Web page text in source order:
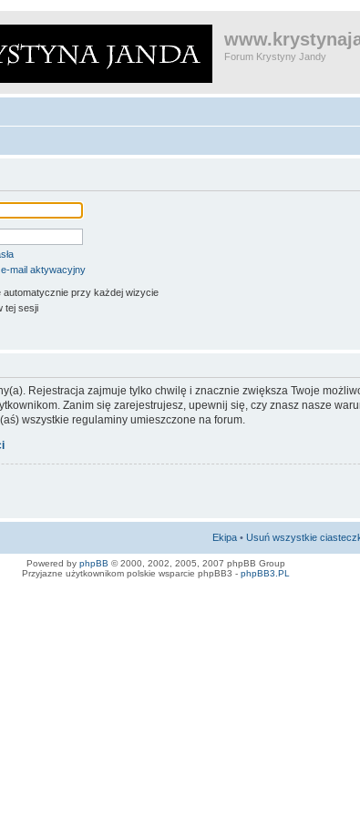
Forum Krystyny Jandy
mail aktywacyjny
automatycznie przy każdej wizycie
tej sesji
Rejestracja zajmuje tylko chwilę i znacznie zwiększa Twoje
Zanim się zarejestrujesz, upewnij się, czy znasz nasze
wszystkie regulaminy umieszczone na forum.
Ekipa • Usuń wszystkie
Powered by phpBB © 2000, 2002, 2005, 2007 phpBB Group
Przyjazne użytkownikom polskie wsparcie phpBB3 - phpBB3.PL